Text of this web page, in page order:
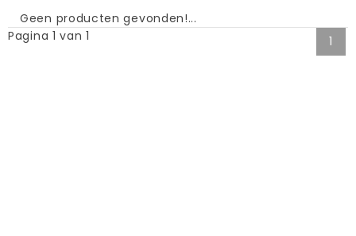
Geen producten gevonden!...
Pagina 1 van 1
1